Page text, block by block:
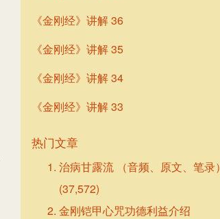
《金刚经》讲解 36
《金刚经》讲解 35
《金刚经》讲解 34
《金刚经》讲解 33
热门文章
治病甘露流 （音频、原文、笔录）
(37,572)
金刚铠甲心咒功德利益介绍